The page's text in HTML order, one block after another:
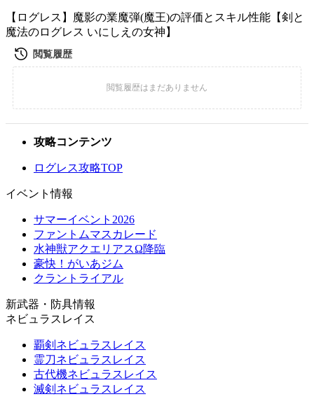
【ログレス】魔影の業魔弾(魔王)の評価とスキル性能【剣と
魔法のログレス いにしえの女神】
攻略コンテンツ
ログレス攻略TOP
イベント情報
サマーイベント2026
ファントムマスカレード
水神獣アクエリアスΩ降臨
豪快！がいあジム
クラントライアル
新武器・防具情報
ネビュラスレイス
覇剣ネビュラスレイス
霊刀ネビュラスレイス
古代機ネビュラスレイス
滅剣ネビュラスレイス